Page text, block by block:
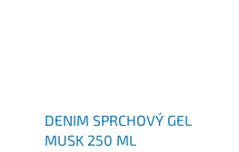
DENIM SPRCHOVÝ GEL
MUSK 250 ML